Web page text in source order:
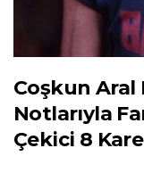
Coşkun Aral
Notlarıyla
Çekici 8 Kare